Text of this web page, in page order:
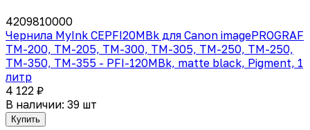
4209810000
Чернила MyInk CEPFI20MBk для Canon imagePROGRAF
TM-200, TM-205, TM-300, TM-305, TM-250, TM-250,
TM-350, TM-355 - PFI-120MBk, matte black, Pigment, 1
литр
4 122 ₽
В наличии: 39 шт
Купить